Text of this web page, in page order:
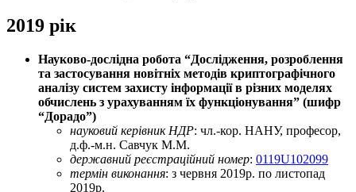
2019 рік
Науково-дослiдна робота “Дослідження, розроблення
та застосування новітніх методів криптографічного
аналізу систем захисту інформації в різних моделях
обчислень з урахуванням їх функціонування” (шифр
“Дорадо”)
науковий керівник НДР: чл.-кор. НАНУ, професор,
д.ф.-м.н. Савчук М.М.
державний реєстраційний номер: 0119U102099
термін виконання: з червня 2019р. по листопад
2019р.